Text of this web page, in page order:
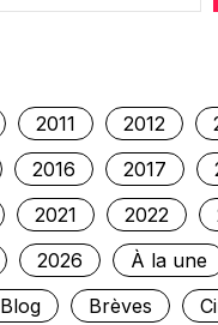
2011 2012
2016 2017
2021 2022
2026
À la une
Blog Brèves